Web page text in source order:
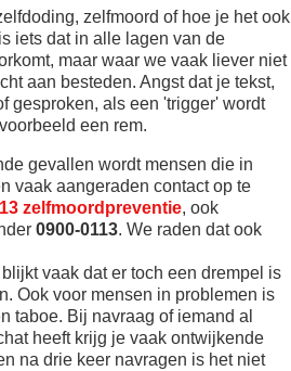
zelfmoord of hoe je het ook
iets dat in alle lagen van de
maar waar we vaak liever niet
aan besteden. Angst dat je tekst,
gesproken, als een 'trigger' wordt
een rem.
gevallen wordt mensen die in
vaak aangeraden contact op te
zelfmoordpreventie, ook
0900-0113. We raden dat ook
blijkt vaak dat er toch een drempel is
Ook voor mensen in problemen is
taboe. Bij navraag of iemand al
heeft krijg je vaak ontwijkende
na drie keer navragen is het niet